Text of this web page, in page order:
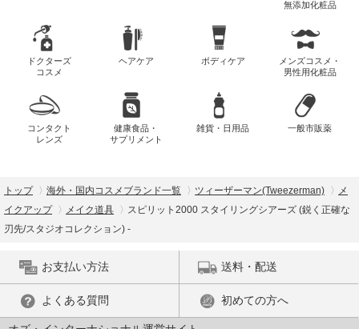
無添加化粧品
ドクターズ
コスメ
ヘアケア ボディケア
メンズコスメ・
男性用化粧品
コンタクト
レンズ
健康食品・
サプリメント
雑貨・日用品 一般市販薬
トップ 海外・国内コスメブランド一覧 ツィーザーマン(Tweezerman)
メ
イクアップ
メイク道具
スピリット2000 スタイリングシアーズ (鋭く正確な
刃先/スタジオコレクション) -
お支払い方法 送料・配送
よくある質問 初めての方へ